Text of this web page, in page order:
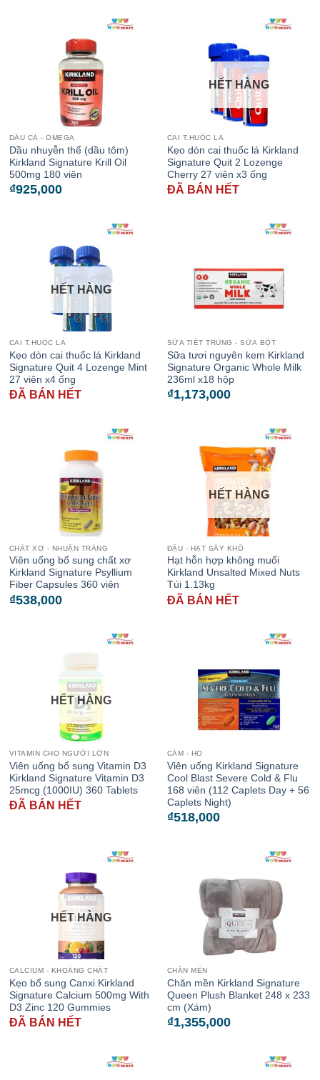
DẦU CÁ - OMEGA
Dầu nhuyễn thể (dầu tôm)
Kirkland Signature Krill Oil
500mg 180 viên
₫925,000
HẾT HÀNG
CAI T.HUỐC LÁ
Kẹo dòn cai thuốc lá Kirkland
Signature Quit 2 Lozenge
Cherry 27 viên x3 ống
ĐÃ BÁN HẾT
HẾT HÀNG
CAI T.HUỐC LÁ
Kẹo dòn cai thuốc lá Kirkland
Signature Quit 4 Lozenge Mint
27 viên x4 ống
ĐÃ BÁN HẾT
SỮA TIỆT TRÙNG - SỮA BỘT
Sữa tươi nguyên kem Kirkland
Signature Organic Whole Milk
236ml x18 hộp
₫1,173,000
CHẤT XƠ - NHUẬN TRÀNG
Viên uống bổ sung chất xơ
Kirkland Signature Psyllium
Fiber Capsules 360 viên
₫538,000
HẾT HÀNG
ĐẬU - HẠT SẤY KHÔ
Hạt hỗn hợp không muối
Kirkland Unsalted Mixed Nuts
Túi 1.13kg
ĐÃ BÁN HẾT
HẾT HÀNG
VITAMIN CHO NGƯỜI LỚN
Viên uống bổ sung Vitamin D3
Kirkland Signature Vitamin D3
25mcg (1000IU) 360 Tablets
ĐÃ BÁN HẾT
CẢM - HO
Viên uống Kirkland Signature
Cool Blast Severe Cold & Flu
168 viên (112 Caplets Day + 56
Caplets Night)
₫518,000
HẾT HÀNG
CALCIUM - KHOÁNG CHẤT
Kẹo bổ sung Canxi Kirkland
Signature Calcium 500mg With
D3 Zinc 120 Gummies
ĐÃ BÁN HẾT
CHĂN MỀN
Chăn mền Kirkland Signature
Queen Plush Blanket 248 x 233
cm (Xám)
₫1,355,000